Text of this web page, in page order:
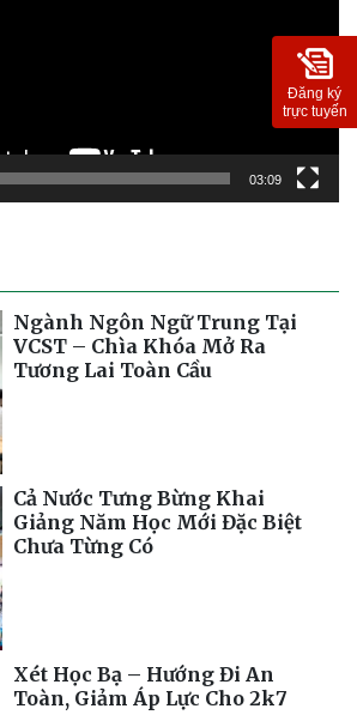
03:09
Ngành Ngôn Ngữ Trung Tại
VCST – Chìa Khóa Mở Ra
Tương Lai Toàn Cầu
Cả Nước Tưng Bừng Khai
Giảng Năm Học Mới Đặc Biệt
Chưa Từng Có
Xét Học Bạ – Hướng Đi An
Toàn, Giảm Áp Lực Cho 2k7
Đăng ký
trực tuyến